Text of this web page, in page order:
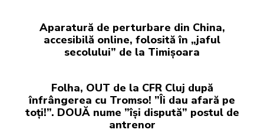
Aparatură de perturbare din China,
accesibilă online, folosită în „jaful
secolului” de la Timișoara
Folha, OUT de la CFR Cluj după
înfrângerea cu Tromso! ”Îi dau afară pe
toți!”. DOUĂ nume ”își dispută” postul de
antrenor